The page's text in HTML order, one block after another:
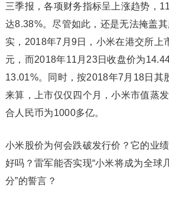
三季报，各项财务指标呈上涨趋势，
达8.38%。尽管如此，还是无法掩盖
实，2018年7月9日，小米在港交所上
元，而2018年11月23日收盘价为
13.01%。同时，按2018年7月18日其
来算，上市仅仅四个月，小米市值蒸
合人民币为1000多亿。
小米股价为何会跌破发行价？它的业
好吗？雷军能否实现“小米将成为全球
分”的誓言？